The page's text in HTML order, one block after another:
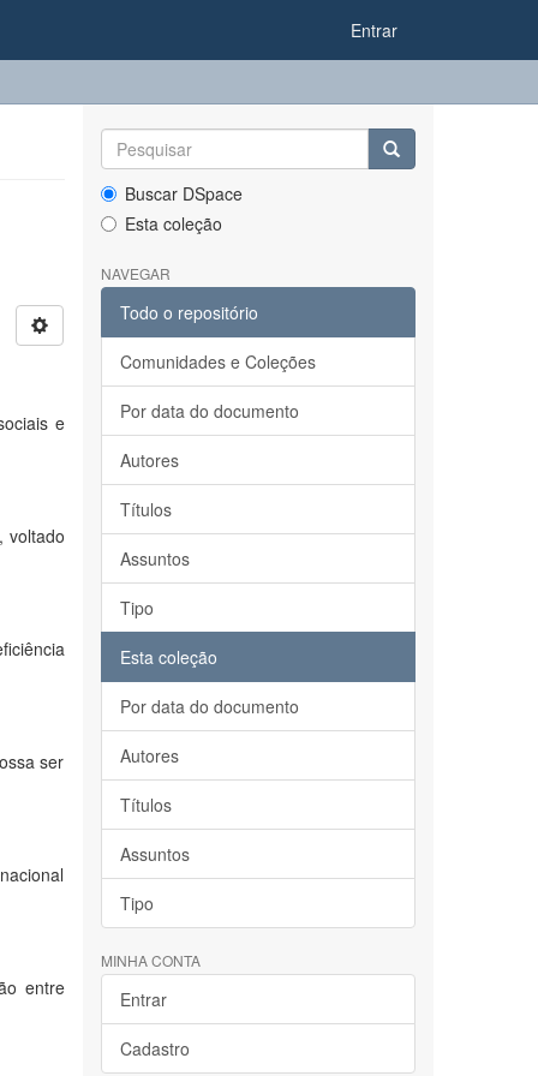
Entrar
e
voltado
ser
entre
Buscar DSpace
Esta coleção
NAVEGAR
Todo o repositório
Comunidades e Coleções
Por data do documento
Autores
Títulos
Assuntos
Tipo
Esta coleção
Por data do documento
Autores
Títulos
Assuntos
Tipo
MINHA CONTA
Entrar
Cadastro